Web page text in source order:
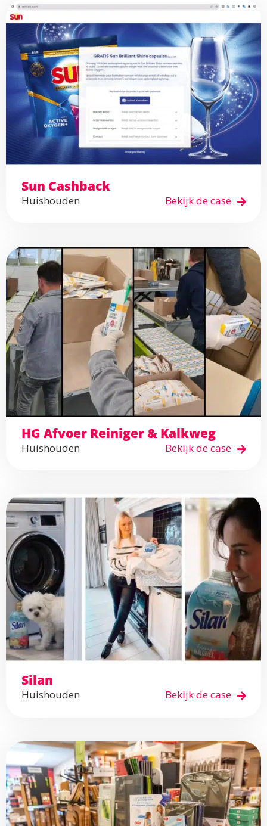
Sun Cashback
Huishouden Bekijk de case
HG Afvoer Reiniger & Kalkweg
Huishouden Bekijk de case
Silan
Huishouden Bekijk de case